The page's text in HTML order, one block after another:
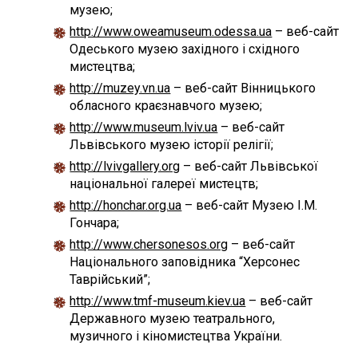
музею;
http://www.oweamuseum.odessa.ua – веб-сайт
Одеського музею західного і східного
мистецтва;
http://muzey.vn.ua – веб-сайт Вінницького
обласного краєзнавчого музею;
http://www.museum.lviv.ua – веб-сайт
Львівського музею історії релігії;
http://lvivgallery.org – веб-сайт Львівської
національної галереї мистецтв;
http://honchar.org.ua – веб-сайт Музею I.М.
Гончара;
http://www.chersonesos.org – веб-сайт
Національного заповідника “Херсонес
Таврійський”;
http://www.tmf-museum.kiev.ua – веб-сайт
Державного музею театрального,
музичного і кіномистецтва України.